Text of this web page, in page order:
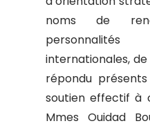
noms de
internationales,
répondu
soutien effectif à
Mmes Ouidad